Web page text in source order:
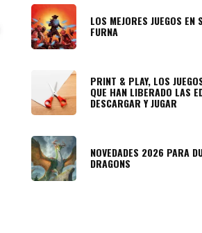
LOS MEJORES JUEGOS EN
FURNA
PRINT & PLAY, LOS
QUE HAN LIBERADO LAS
DESCARGAR Y JUGAR
NOVEDADES 2026 PARA
DRAGONS